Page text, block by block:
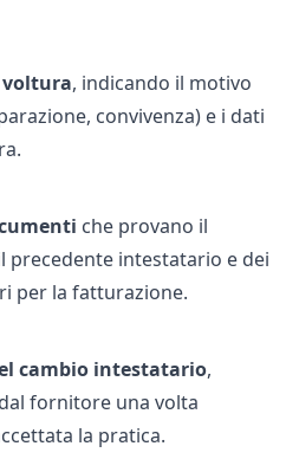
voltura, indicando il motivo
convivenza) e i dati
che provano il
precedente intestatario e dei
per la fatturazione.
cambio intestatario,
fornitore una volta
la pratica.